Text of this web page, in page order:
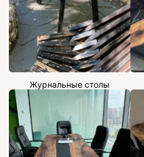
Журнальные столы